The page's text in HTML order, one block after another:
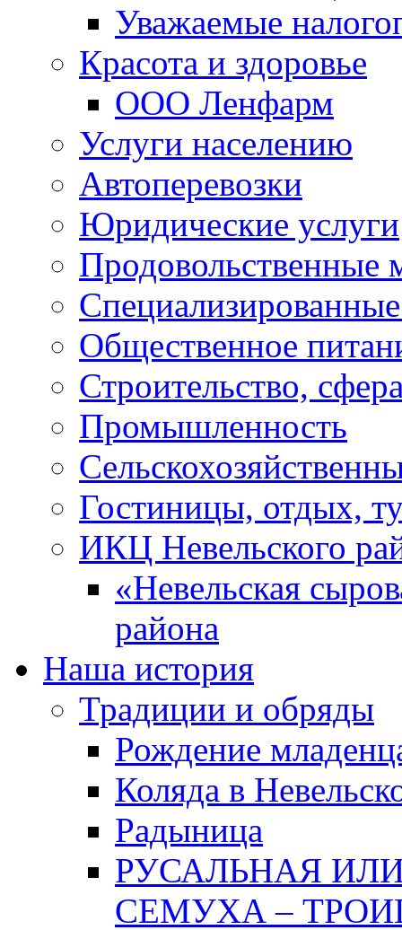
Уважаемые
Красота и здоровье
ООО Ленфарм
Услуги населению
Автоперевозки
Юридические услуги
Продовольственные
Общественное
Строительство,
Промышленность
Гостиницы, отдых,
ИКЦ Невельского
«Невельская
района
Наша история
Традиции и обряды
Рождение
Коляда в
Радыница
РУСАЛЬНАЯ
СЕМУХА –